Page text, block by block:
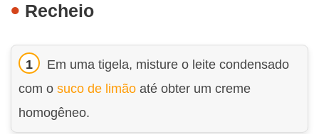
Recheio
Em uma tigela, misture o leite condensado
com o suco de limão até obter um creme
homogêneo.